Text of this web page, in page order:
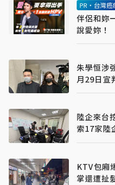
PR・台灣癌
伴侶和妳
說愛妳！
朱學恒涉
月29日宣
陸企來台
索17家
KTV包廂
掌還遭扯